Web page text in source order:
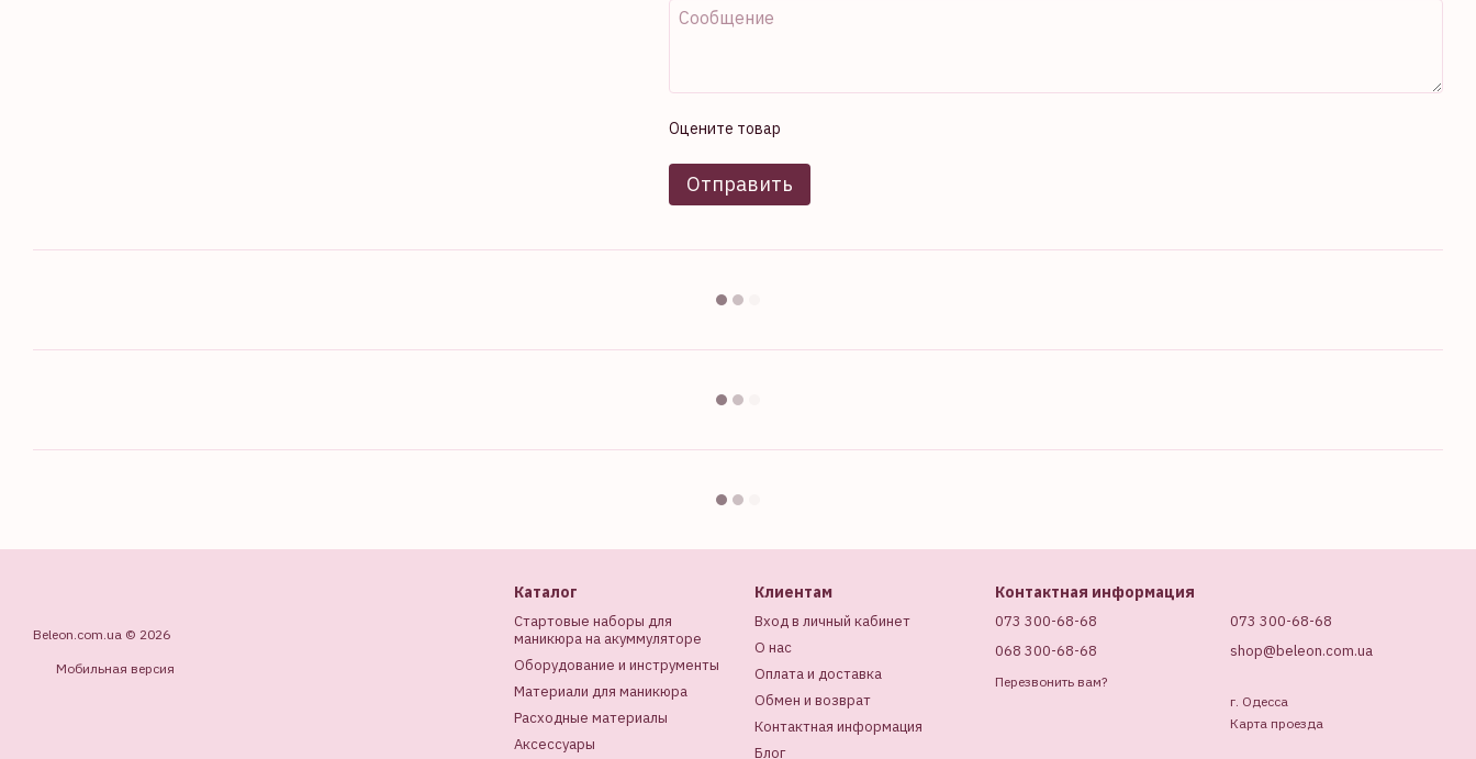
Оцените товар
Отправить
Beleon.com.ua © 2026
Мобильная версия
Каталог
Стартовые наборы для
маникюра на акуммуляторе
Оборудование и инструменты
Материали для маникюра
Расходные материалы
Аксессуары
Клиентам
Вход в личный кабинет
О нас
Оплата и доставка
Обмен и возврат
Контактная информация
Блог
Контактная информация
073 300-68-68
068 300-68-68
Перезвонить вам?
073 300-68-68
shop@beleon.com.ua
г. Одесса
Карта проезда